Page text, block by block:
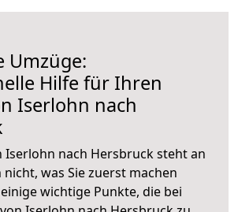
Umzüge:
Hilfe für Ihren
Iserlohn nach
Iserlohn nach Hersbruck steht an
nicht, was Sie zuerst machen
wichtige Punkte, die bei